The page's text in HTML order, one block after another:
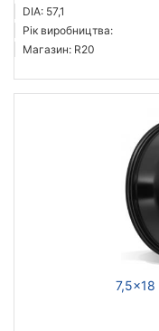
DIA: 57,1
Рік виробництва:
Магазин: R20
7,5x18
ZF
Flow Forming